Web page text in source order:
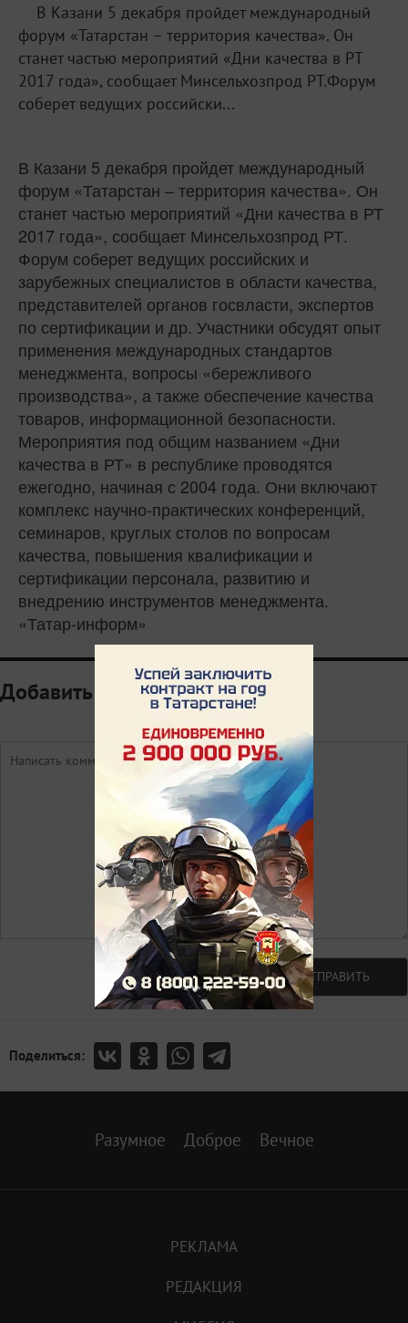
В Казани 5 декабря пройдет международный
форум «Татарстан – территория качества». Он
станет частью мероприятий «Дни качества в РТ
2017 года», сообщает Минсельхозпрод РТ.Форум
соберет ведущих российски...
В Казани 5 декабря пройдет международный
форум «Татарстан – территория качества». Он
станет частью мероприятий «Дни качества в РТ
2017 года», сообщает Минсельхозпрод РТ.
Форум соберет ведущих российских и
зарубежных специалистов в области качества,
представителей органов госвласти, экспертов
по сертификации и др. Участники обсудят опыт
применения международных стандартов
менеджмента, вопросы «бережливого
производства», а также обеспечение качества
товаров, информационной безопасности.
Мероприятия под общим названием «Дни
качества в РТ» в республике проводятся
ежегодно, начиная с 2004 года. Они включают
комплекс научно-практических конференций,
семинаров, круглых столов по вопросам
качества, повышения квалификации и
сертификации персонала, развитию и
внедрению инструментов менеджмента.
«Татар-информ»
Добавить комментарий
Авторизоваться ОТПРАВИТЬ
Поделиться:
Разумное Доброе Вечное
РЕКЛАМА
РЕДАКЦИЯ